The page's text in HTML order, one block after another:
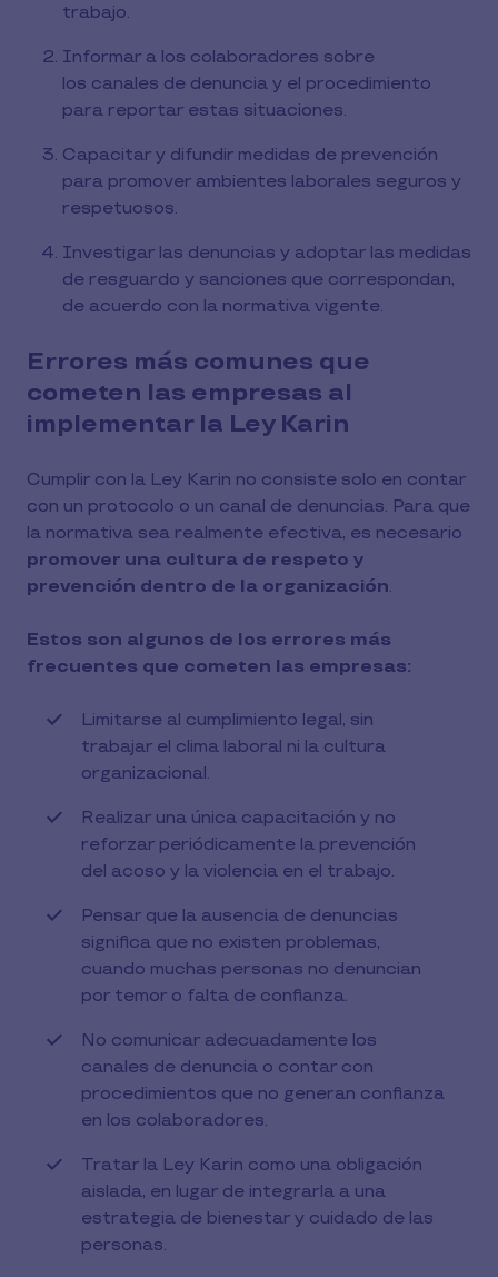
trabajo.
Informar a los colaboradores sobre
los canales de denuncia y el procedimiento
para reportar estas situaciones.
Capacitar y difundir medidas de prevención
para promover ambientes laborales seguros y
respetuosos.
Investigar las denuncias y adoptar las medidas
de resguardo y sanciones que correspondan,
de acuerdo con la normativa vigente.
Errores más comunes que
cometen las empresas al
implementar la Ley Karin
Cumplir con la Ley Karin no consiste solo en contar
con un protocolo o un canal de denuncias. Para que
la normativa sea realmente efectiva, es necesario
promover una cultura de respeto y
prevención dentro de la organización.
Estos son algunos de los errores más
frecuentes que cometen las empresas:
Limitarse al cumplimiento legal, sin
trabajar el clima laboral ni la cultura
organizacional.
Realizar una única capacitación y no
reforzar periódicamente la prevención
del acoso y la violencia en el trabajo.
Pensar que la ausencia de denuncias
significa que no existen problemas,
cuando muchas personas no denuncian
por temor o falta de confianza.
No comunicar adecuadamente los
canales de denuncia o contar con
procedimientos que no generan confianza
en los colaboradores.
Tratar la Ley Karin como una obligación
aislada, en lugar de integrarla a una
estrategia de bienestar y cuidado de las
personas.